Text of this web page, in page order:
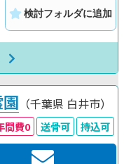
検討フォルダに追加
（千葉県 白井市）
間費0 送骨可 持込可